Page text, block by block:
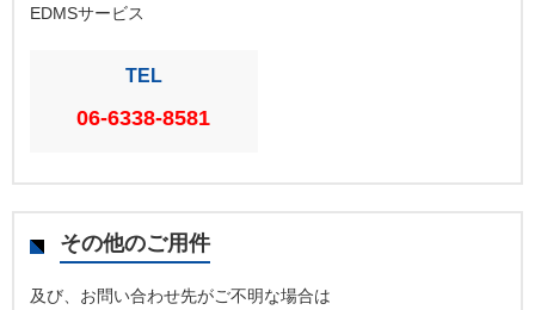
EDMSサービス
TEL
06-6338-8581
その他のご用件
及び、お問い合わせ先がご不明な場合は